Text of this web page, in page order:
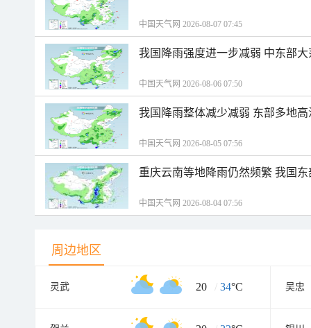
中国天气网 2026-08-07 07:45
我国降雨强度进一步减弱 中东部
中国天气网 2026-08-06 07:50
我国降雨整体减少减弱 东部多地
中国天气网 2026-08-05 07:56
重庆云南等地降雨仍然频繁 我国
中国天气网 2026-08-04 07:56
周边地区
灵武 20 / 34°C 吴忠